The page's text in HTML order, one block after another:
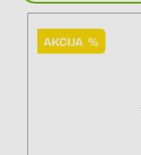
Katalogi
kontakti